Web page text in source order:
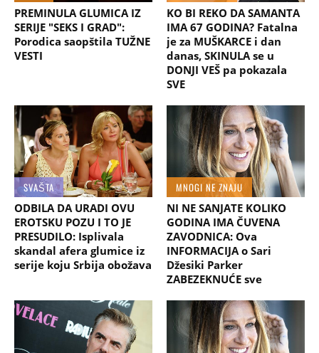
PREMINULA GLUMICA IZ
SERIJE "SEKS I GRAD":
Porodica saopštila TUŽNE
VESTI
KO BI REKO DA SAMANTA
IMA 67 GODINA? Fatalna
je za MUŠKARCE i dan
danas, SKINULA se u
DONJI VEŠ pa pokazala
SVE
SVAŠTA
ODBILA DA URADI OVU
EROTSKU POZU I TO JE
PRESUDILO: Isplivala
skandal afera glumice iz
serije koju Srbija obožava
MNOGI NE ZNAJU
NI NE SANJATE KOLIKO
GODINA IMA ČUVENA
ZAVODNICA: Ova
INFORMACIJA o Sari
Džesiki Parker
ZABEZEKNUĆE sve